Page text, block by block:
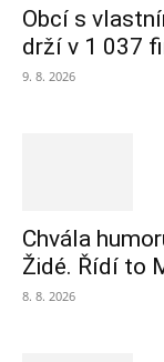
Obcí s
drží v 1 037
9. 8. 2026
Chvála
Židé. Řídí to
8. 8. 2026